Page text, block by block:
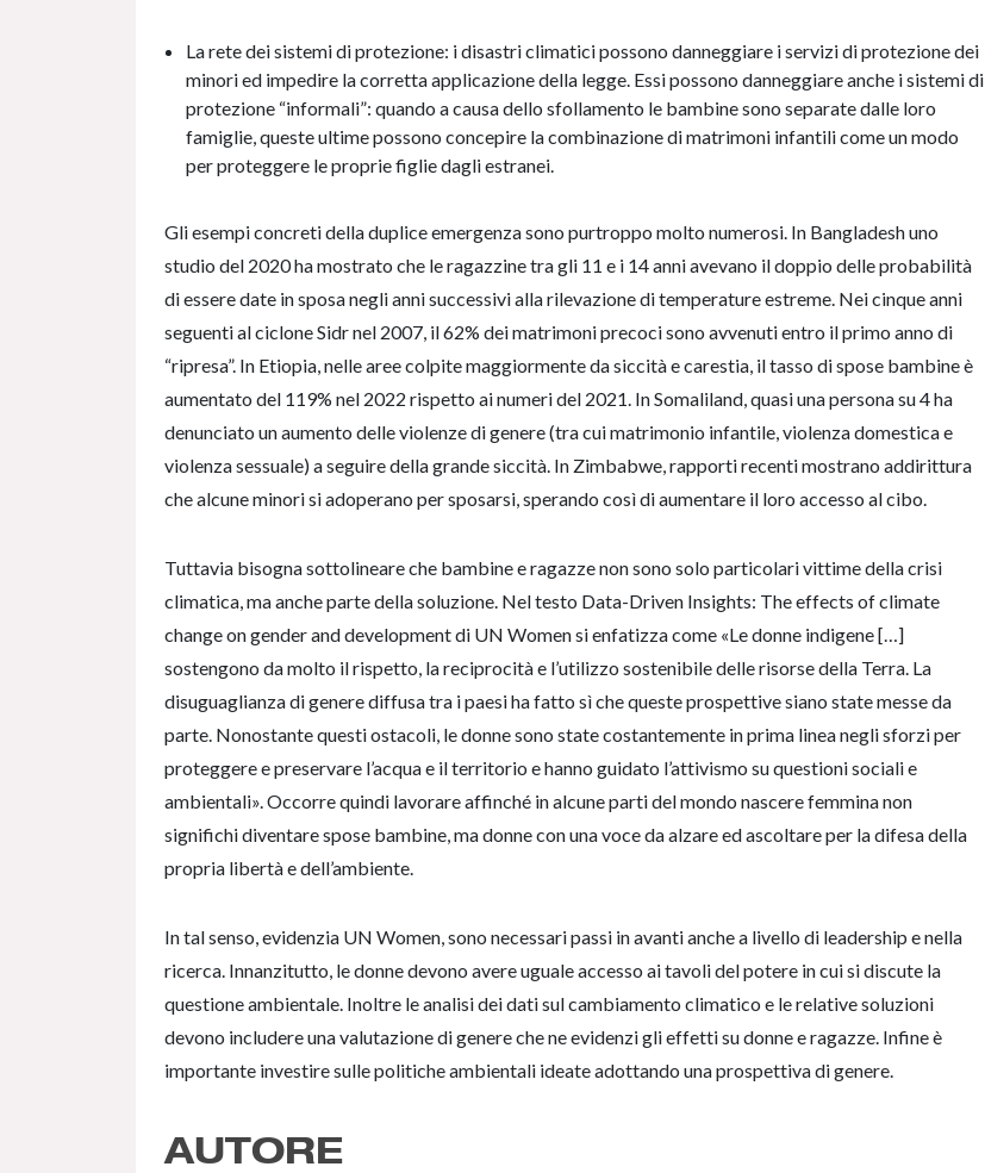
La rete dei sistemi di protezione: i disastri climatici possono danneggiare i servizi di protezione dei
minori ed impedire la corretta applicazione della legge. Essi possono danneggiare anche i sistemi di
protezione “informali”: quando a causa dello sfollamento le bambine sono separate dalle loro
famiglie, queste ultime possono concepire la combinazione di matrimoni infantili come un modo
per proteggere le proprie figlie dagli estranei.
Gli esempi concreti della duplice emergenza sono purtroppo molto numerosi. In Bangladesh uno
studio del 2020 ha mostrato che le ragazzine tra gli 11 e i 14 anni avevano il doppio delle probabilità
di essere date in sposa negli anni successivi alla rilevazione di temperature estreme. Nei cinque anni
seguenti al ciclone Sidr nel 2007, il 62% dei matrimoni precoci sono avvenuti entro il primo anno di
“ripresa”. In Etiopia, nelle aree colpite maggiormente da siccità e carestia, il tasso di spose bambine è
aumentato del 119% nel 2022 rispetto ai numeri del 2021. In Somaliland, quasi una persona su 4 ha
denunciato un aumento delle violenze di genere (tra cui matrimonio infantile, violenza domestica e
violenza sessuale) a seguire della grande siccità. In Zimbabwe, rapporti recenti mostrano addirittura
che alcune minori si adoperano per sposarsi, sperando così di aumentare il loro accesso al cibo.
Tuttavia bisogna sottolineare che bambine e ragazze non sono solo particolari vittime della crisi
climatica, ma anche parte della soluzione. Nel testo Data-Driven Insights: The effects of climate
change on gender and development di UN Women si enfatizza come «Le donne indigene […]
sostengono da molto il rispetto, la reciprocità e l’utilizzo sostenibile delle risorse della Terra. La
disuguaglianza di genere diffusa tra i paesi ha fatto sì che queste prospettive siano state messe da
parte. Nonostante questi ostacoli, le donne sono state costantemente in prima linea negli sforzi per
proteggere e preservare l’acqua e il territorio e hanno guidato l’attivismo su questioni sociali e
ambientali». Occorre quindi lavorare affinché in alcune parti del mondo nascere femmina non
significhi diventare spose bambine, ma donne con una voce da alzare ed ascoltare per la difesa della
propria libertà e dell’ambiente.
In tal senso, evidenzia UN Women, sono necessari passi in avanti anche a livello di leadership e nella
ricerca. Innanzitutto, le donne devono avere uguale accesso ai tavoli del potere in cui si discute la
questione ambientale. Inoltre le analisi dei dati sul cambiamento climatico e le relative soluzioni
devono includere una valutazione di genere che ne evidenzi gli effetti su donne e ragazze. Infine è
importante investire sulle politiche ambientali ideate adottando una prospettiva di genere.
AUTORE